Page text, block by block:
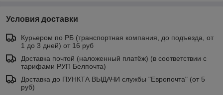
Условия доставки
Курьером по РБ (транспортная компания, до подъезда, от
1 до 3 дней) от 16 руб
Доставка почтой (наложенный платёж) (в соответствии с
тарифами РУП Белпочта)
Доставка до ПУНКТА ВЫДАЧИ службы "Европочта" (от 5
руб)